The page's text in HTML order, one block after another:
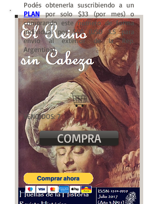
Podés obtenerla suscribiendo a un
PLAN
por solo $33 (por mes) o
comprando este número de forma
individual por $40 (USD 3.5 para
envio al exterior de la Rep.
Argentina).
VENDIDOS: 7
COMPRA